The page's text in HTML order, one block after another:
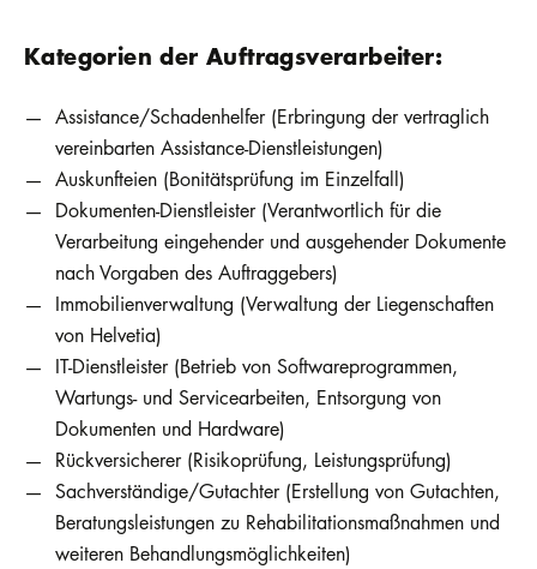
Kategorien der Auftragsverarbeiter:
Assistance/Schadenhelfer (Erbringung der vertraglich
vereinbarten Assistance-Dienstleistungen)
Auskunfteien (Bonitätsprüfung im Einzelfall)
Dokumenten-Dienstleister (Verantwortlich für die
Verarbeitung eingehender und ausgehender Dokumente
nach Vorgaben des Auftraggebers)
Immobilienverwaltung (Verwaltung der Liegenschaften
von Helvetia)
IT-Dienstleister (Betrieb von Softwareprogrammen,
Wartungs- und Servicearbeiten, Entsorgung von
Dokumenten und Hardware)
Rückversicherer (Risikoprüfung, Leistungsprüfung)
Sachverständige/Gutachter (Erstellung von Gutachten,
Beratungsleistungen zu Rehabilitationsmaßnahmen und
weiteren Behandlungsmöglichkeiten)